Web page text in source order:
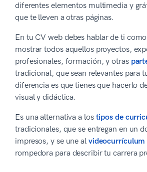
diferentes elementos multimedia y
que te lleven a otras páginas.
En tu CV web debes hablar de ti
mostrar todos aquellos proyectos,
profesionales, formación, y otras
tradicional, que sean relevantes para
diferencia es que tienes que hacerlo
visual y didáctica.
Es una alternativa a los tipos de
tradicionales, que se entregan en un
impresos, y se une al videocurrículum
rompedora para describir tu carrera